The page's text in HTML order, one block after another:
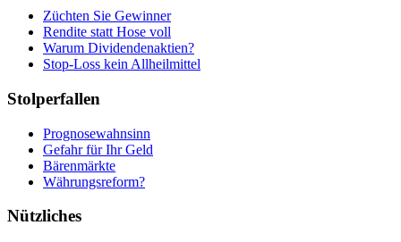
Züchten Sie Gewinner
Rendite statt Hose voll
Warum Dividendenaktien?
Stop-Loss kein Allheilmittel
Stolperfallen
Prognosewahnsinn
Gefahr für Ihr Geld
Bärenmärkte
Währungsreform?
Nützliches